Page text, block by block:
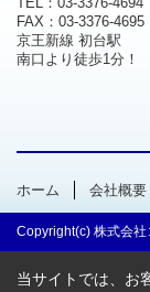
FAX：03-3376-4695
京王新線 初台駅
南口より徒歩1分！
ホーム 会社概要
Copyright(c) 株式会
当サイトでは、お